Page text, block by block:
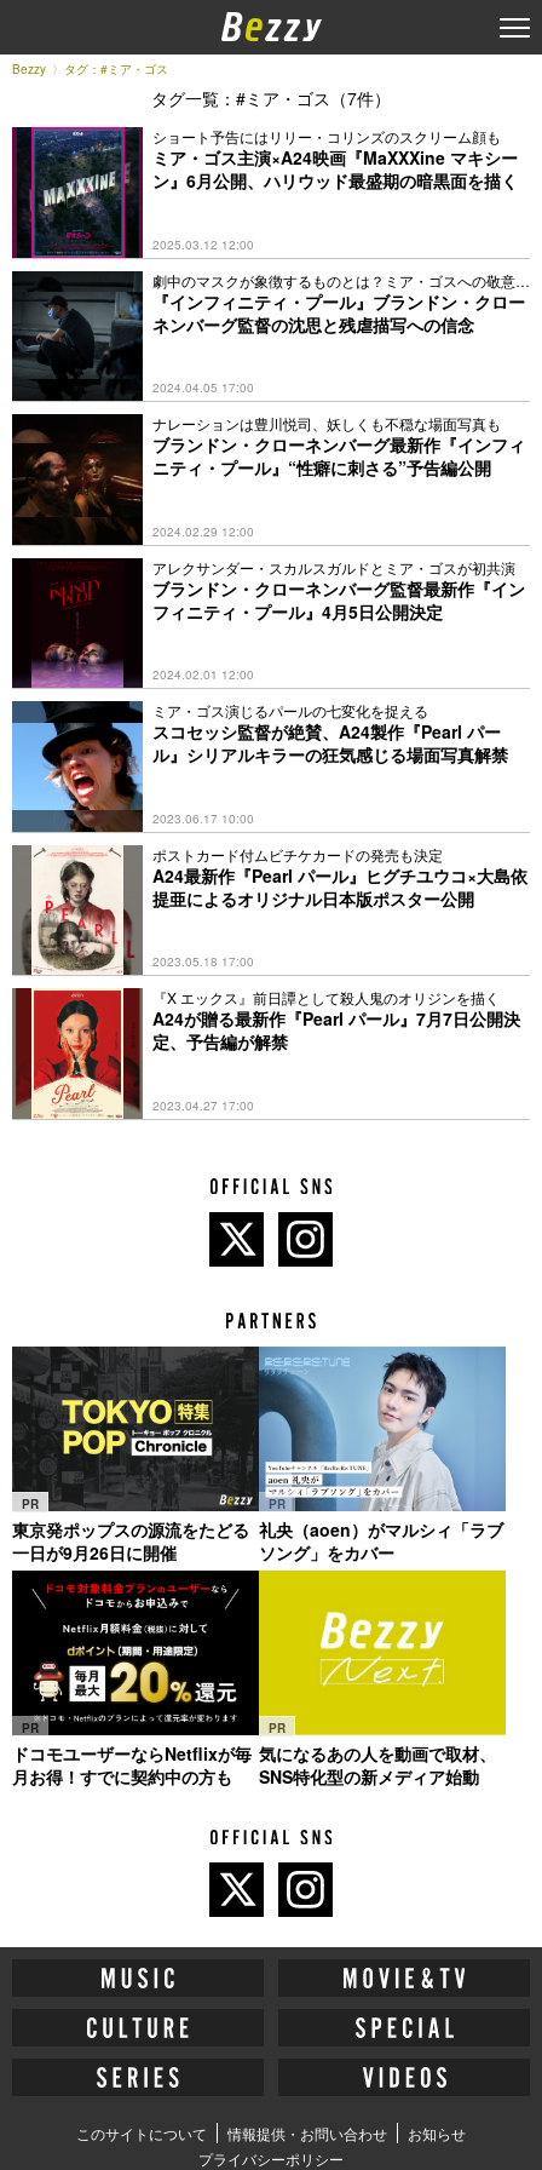
Bezzy タグ：#ミア・ゴス
タグ一覧：#ミア・ゴス（7件）
ショート予告にはリリー・コリンズのスクリーム顔も
ミア・ゴス主演×A24映画『MaXXXine マキシー
ン』6月公開、ハリウッド最盛期の暗黒面を描く
2025.03.12 12:00
劇中のマスクが象徴するものとは？ミア・ゴスへの敬意も
語る
『インフィニティ・プール』ブランドン・クロー
ネンバーグ監督の沈思と残虐描写への信念
2024.04.05 17:00
ナレーションは豊川悦司、妖しくも不穏な場面写真も
ブランドン・クローネンバーグ最新作『インフィ
ニティ・プール』“性癖に刺さる”予告編公開
2024.02.29 12:00
アレクサンダー・スカルスガルドとミア・ゴスが初共演
ブランドン・クローネンバーグ監督最新作『イン
フィニティ・プール』4月5日公開決定
2024.02.01 12:00
ミア・ゴス演じるパールの七変化を捉える
スコセッシ監督が絶賛、A24製作『Pearl パー
ル』シリアルキラーの狂気感じる場面写真解禁
2023.06.17 10:00
ポストカード付ムビチケカードの発売も決定
A24最新作『Pearl パール』ヒグチユウコ×大島依
提亜によるオリジナル日本版ポスター公開
2023.05.18 17:00
『X エックス』前日譚として殺人鬼のオリジンを描く
A24が贈る最新作『Pearl パール』7月7日公開決
定、予告編が解禁
2023.04.27 17:00
PR
東京発ポップスの源流をたどる
一日が9月26日に開催
PR
礼央（aoen）がマルシィ「ラブ
ソング」をカバー
PR
ドコモユーザーならNetflixが毎
月お得！すでに契約中の方も
PR
気になるあの人を動画で取材、
SNS特化型の新メディア始動
このサイトについて 情報提供・お問い合わせ
お知らせ
プライバシーポリシー